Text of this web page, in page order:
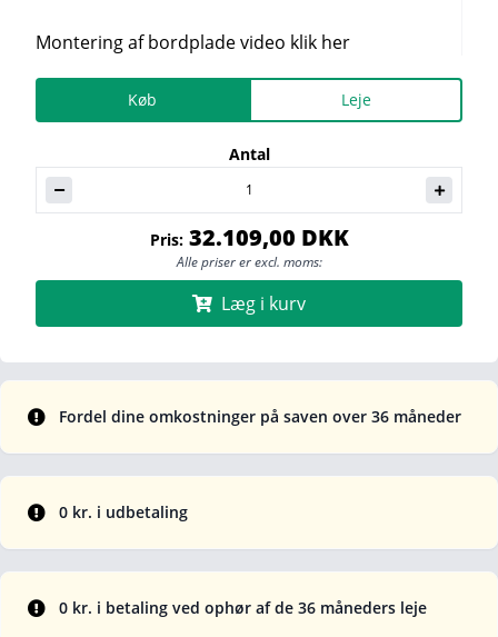
Montering af bordplade video klik her
Køb Leje
Antal
Pris:32.109,00 DKK
Alle priser er excl. moms:
Læg i kurv
Fordel dine omkostninger på saven over 36 måneder
0 kr. i udbetaling
0 kr. i betaling ved ophør af de 36 måneders leje